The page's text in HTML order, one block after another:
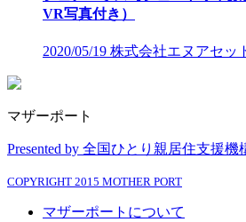
VR写真付き）
2020/05/19 株式会社エヌアセッ
マザーポート
Presented by 全国ひとり親居住支援機
COPYRIGHT 2015 MOTHER PORT
マザーポートについて